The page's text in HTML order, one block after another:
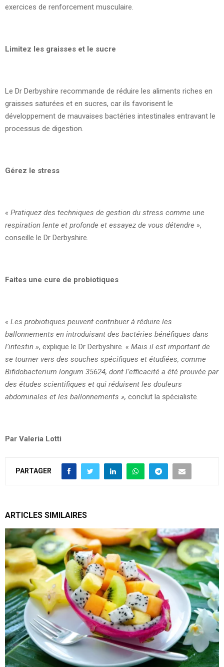
exercices de renforcement musculaire.
Limitez les graisses et le sucre
Le Dr Derbyshire recommande de réduire les aliments riches en
graisses saturées et en sucres, car ils favorisent le
développement de mauvaises bactéries intestinales entravant le
processus de digestion.
Gérez le stress
« Pratiquez des techniques de gestion du stress comme une
respiration lente et profonde et essayez de vous détendre »,
conseille le Dr Derbyshire.
Faites une cure de probiotiques
« Les probiotiques peuvent contribuer à réduire les
ballonnements en introduisant des bactéries bénéfiques dans
l’intestin », explique le Dr Derbyshire. « Mais il est important de
se tourner vers des souches spécifiques et étudiées, comme
Bifidobacterium longum 35624, dont l’efficacité a été prouvée par
des études scientifiques et qui réduisent les douleurs
abdominales et les ballonnements », conclut la spécialiste.
Par Valeria Lotti
PARTAGER
ARTICLES SIMILAIRES